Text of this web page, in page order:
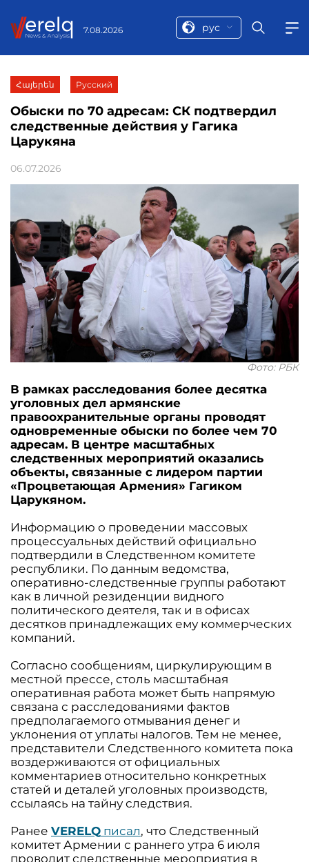
7.08.2026 рус
Հայերեն Русский
Обыски по 70 адресам: СК подтвердил
следственные действия у Гагика
Царукяна
06.07.2026
Фото: РБК
В рамках расследования более десятка
уголовных дел армянские
правоохранительные органы проводят
одновременные обыски по более чем 70
адресам. В центре масштабных
следственных мероприятий оказались
объекты, связанные с лидером партии
«Процветающая Армения» Гагиком
Царукяном.
Информацию о проведении массовых
процессуальных действий официально
подтвердили в Следственном комитете
республики. По данным ведомства,
оперативно-следственные группы работают
как в личной резиденции видного
политического деятеля, так и в офисах
десятков принадлежащих ему коммерческих
компаний.
Согласно сообщениям, циркулирующим в
местной прессе, столь масштабная
оперативная работа может быть напрямую
связана с расследованиями фактов
предполагаемого отмывания денег и
уклонения от уплаты налогов. Тем не менее,
представители Следственного комитета пока
воздерживаются от официальных
комментариев относительно конкретных
статей и деталей уголовных производств,
ссылаясь на тайну следствия.
Ранее VERELQ писал, что Следственный
комитет Армении с раннего утра 6 июля
проводит следственные мероприятия в